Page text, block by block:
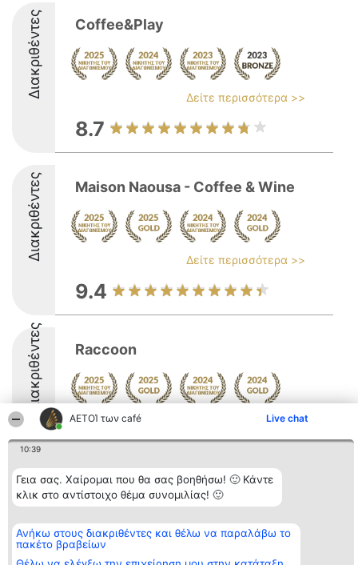
ΑΕΤΟΊ των café Live chat
10:39
Γεια σας. Χαίρομαι που θα σας βοηθήσω! 🙂 Κάντε
κλικ στο αντίστοιχο θέμα συνομιλίας! 🙂
Ανήκω στους διακριθέντες και θέλω να παραλάβω το
πακέτο βραβείων
Διακριθέντες Coffee&Play
Δείτε περισσότερα >>
8.7
Διακριθέντες Maison Naousa - Coffee & Wine
Δείτε περισσότερα >>
9.4
Διακριθέντες Raccoon
9.6
Διοργανωτής της
κατάταξης
BEAUTIFUL COMPANY
ΤΗΛ. ΕΠΙΚΟΙΝΩΝΙΑΣ:
2104128019
Κατάταξη
Διακριθέντες
Λίστα όλων
διακριθέντων
Επικοινωνία